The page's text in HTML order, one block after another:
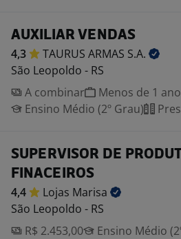
AUXILIAR VENDAS
4,3 TAURUS ARMAS S.A.
São Leopoldo - RS
A combinar
Menos de 1 ano
Ensino Médio (2º Grau)
SUPERVISOR DE
FINACEIROS
4,4 Lojas Marisa
São Leopoldo - RS
R$ 2.453,00
Ensino Médio